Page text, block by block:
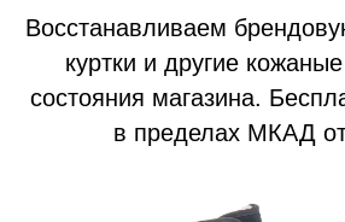
Восстанавливаем
куртки и другие
состояния магазина.
в пределах МКАД